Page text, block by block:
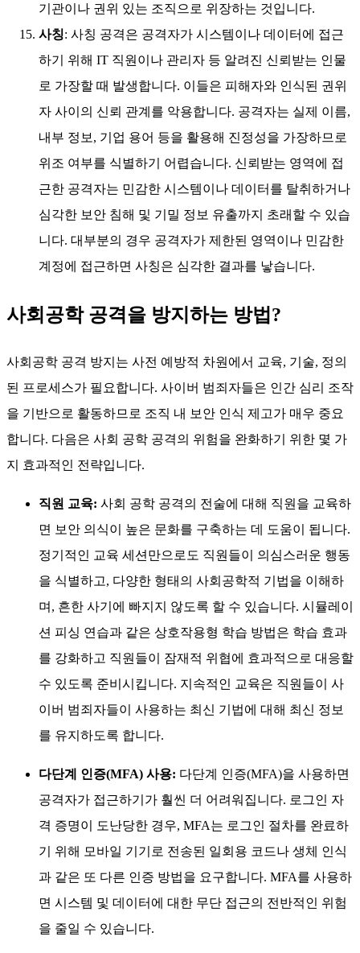
기관이나 권위 있는 조직으로 위장하는 것입니다.
사칭: 사칭 공격은 공격자가 시스템이나 데이터에 접근
하기 위해 IT 직원이나 관리자 등 알려진 신뢰받는 인물
로 가장할 때 발생합니다. 이들은 피해자와 인식된 권위
자 사이의 신뢰 관계를 악용합니다. 공격자는 실제 이름,
내부 정보, 기업 용어 등을 활용해 진정성을 가장하므로
위조 여부를 식별하기 어렵습니다. 신뢰받는 영역에 접
근한 공격자는 민감한 시스템이나 데이터를 탈취하거나
심각한 보안 침해 및 기밀 정보 유출까지 초래할 수 있습
니다. 대부분의 경우 공격자가 제한된 영역이나 민감한
계정에 접근하면 사칭은 심각한 결과를 낳습니다.
사회공학 공격을 방지하는 방법?
사회공학 공격 방지는 사전 예방적 차원에서 교육, 기술, 정의
된 프로세스가 필요합니다. 사이버 범죄자들은 인간 심리 조작
을 기반으로 활동하므로 조직 내 보안 인식 제고가 매우 중요
합니다. 다음은 사회 공학 공격의 위험을 완화하기 위한 몇 가
지 효과적인 전략입니다.
직원 교육: 사회 공학 공격의 전술에 대해 직원을 교육하
면 보안 의식이 높은 문화를 구축하는 데 도움이 됩니다.
정기적인 교육 세션만으로도 직원들이 의심스러운 행동
을 식별하고, 다양한 형태의 사회공학적 기법을 이해하
며, 흔한 사기에 빠지지 않도록 할 수 있습니다. 시뮬레이
션 피싱 연습과 같은 상호작용형 학습 방법은 학습 효과
를 강화하고 직원들이 잠재적 위협에 효과적으로 대응할
수 있도록 준비시킵니다. 지속적인 교육은 직원들이 사
이버 범죄자들이 사용하는 최신 기법에 대해 최신 정보
를 유지하도록 합니다.
다단계 인증(MFA) 사용: 다단계 인증(MFA)을 사용하면
공격자가 접근하기가 훨씬 더 어려워집니다. 로그인 자
격 증명이 도난당한 경우, MFA는 로그인 절차를 완료하
기 위해 모바일 기기로 전송된 일회용 코드나 생체 인식
과 같은 또 다른 인증 방법을 요구합니다. MFA를 사용하
면 시스템 및 데이터에 대한 무단 접근의 전반적인 위험
을 줄일 수 있습니다.